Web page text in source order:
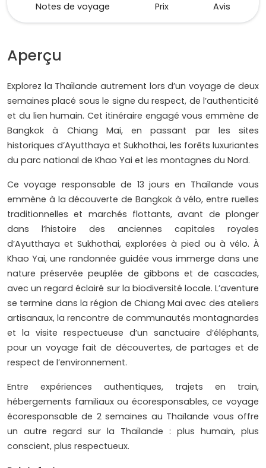
Notes de voyage
Prix Avis
Aperçu
Explorez la Thaïlande autrement lors d’un voyage de deux
semaines placé sous le signe du respect, de l’authenticité
et du lien humain. Cet itinéraire engagé vous emmène de
Bangkok à Chiang Mai, en passant par les sites
historiques d’Ayutthaya et Sukhothai, les forêts luxuriantes
du parc national de Khao Yai et les montagnes du Nord.
Ce voyage responsable de 13 jours en Thaïlande vous
emmène à la découverte de Bangkok à vélo, entre ruelles
traditionnelles et marchés flottants, avant de plonger
dans l’histoire des anciennes capitales royales
d’Ayutthaya et Sukhothai, explorées à pied ou à vélo. À
Khao Yai, une randonnée guidée vous immerge dans une
nature préservée peuplée de gibbons et de cascades,
avec un regard éclairé sur la biodiversité locale. L’aventure
se termine dans la région de Chiang Mai avec des ateliers
artisanaux, la rencontre de communautés montagnardes
et la visite respectueuse d’un sanctuaire d’éléphants,
pour un voyage fait de découvertes, de partages et de
respect de l’environnement.
Entre expériences authentiques, trajets en train,
hébergements familiaux ou écoresponsables, ce voyage
écoresponsable de 2 semaines au Thaïlande vous offre
un autre regard sur la Thaïlande : plus humain, plus
conscient, plus respectueux.